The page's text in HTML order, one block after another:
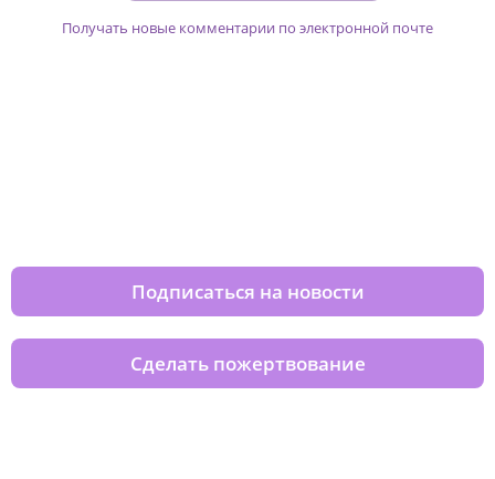
Получать новые комментарии по электронной почте
Подписаться на новости
Сделать пожертвование